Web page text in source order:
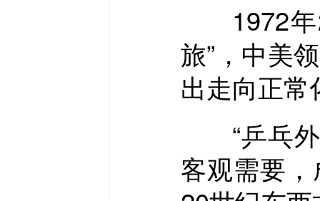
1972年2
旅”，中美
出走向正
“乒乓外
客观需要